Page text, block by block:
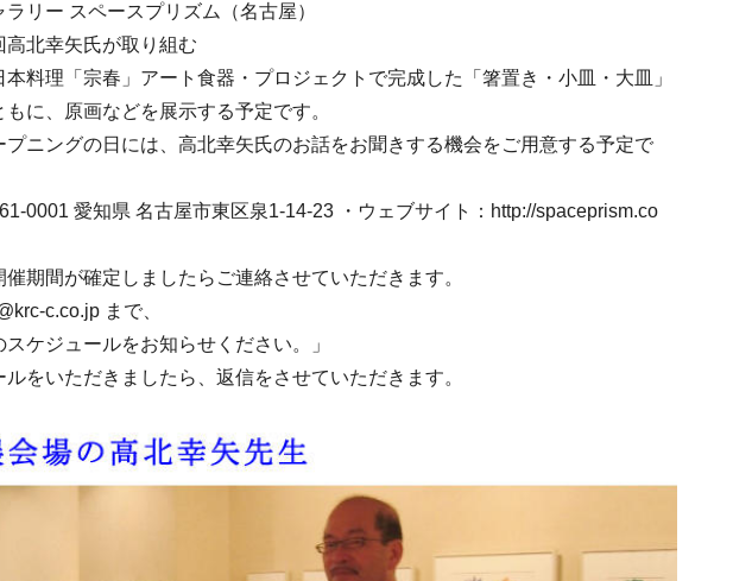
ラリー スペースプリズム（名古屋）
矢氏が取り組む
「宗春」アート食器・プロジェクトで完成した「箸置き・小皿・大皿」
原画などを展示する予定です。
グの日には、高北幸矢氏のお話をお聞きする機会をご用意する予定で
0001 愛知県 名古屋市東区泉1-14-23 ・ウェブサイト：http://spaceprism.co
催期間が確定しましたらご連絡させていただきます。
c.co.jp まで、
ケジュールをお知らせください。」
をいただきましたら、返信をさせていただきます。